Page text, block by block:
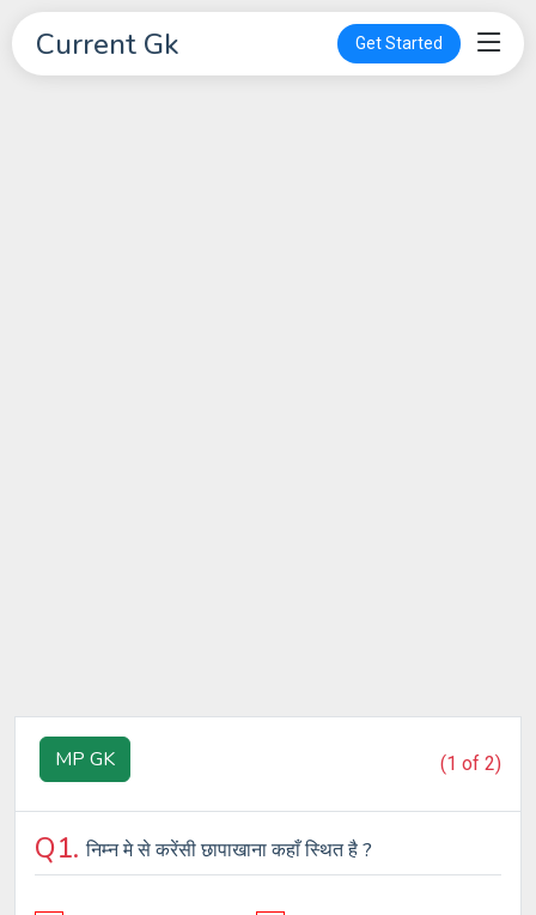
Current Gk Get Started
MP GK (1 of 2)
Q1.निम्न मे से करेंसी छापाखाना कहाँ स्थित है ?